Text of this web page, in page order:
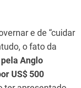
e de “cuidar
o fato da
Anglo
US$ 500